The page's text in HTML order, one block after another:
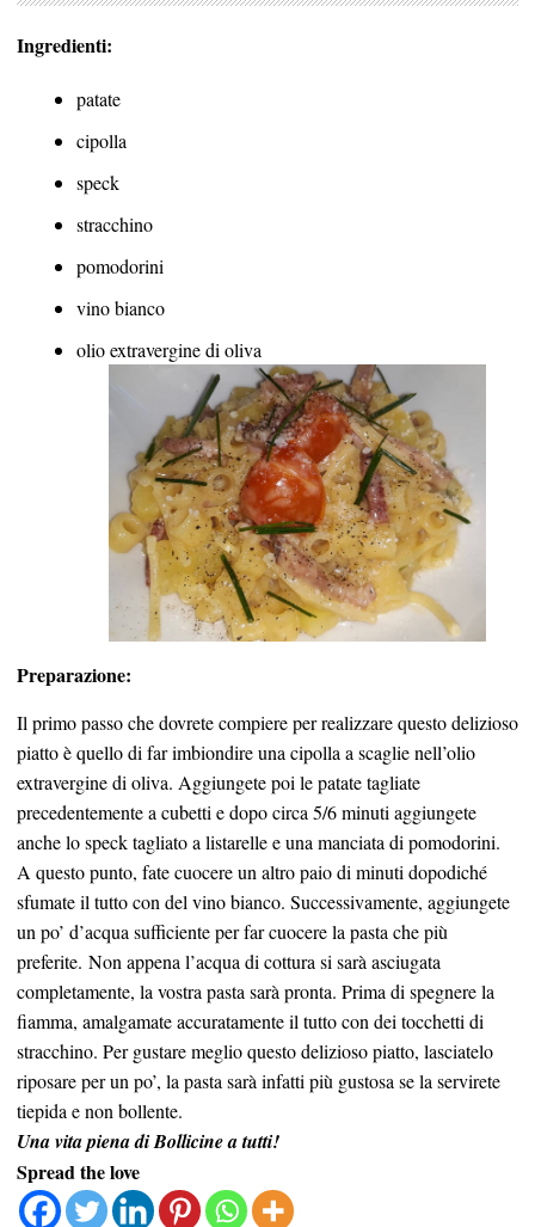
Ingredienti:
patate
cipolla
speck
stracchino
pomodorini
vino bianco
olio extravergine di oliva
Preparazione:
Il primo passo che dovrete compiere per realizzare questo delizioso
piatto è quello di far imbiondire una cipolla a scaglie nell’olio
extravergine di oliva. Aggiungete poi le patate tagliate
precedentemente a cubetti e dopo circa 5/6 minuti aggiungete
anche lo speck tagliato a listarelle e una manciata di pomodorini.
A questo punto, fate cuocere un altro paio di minuti dopodiché
sfumate il tutto con del vino bianco. Successivamente, aggiungete
un po’ d’acqua sufficiente per far cuocere la pasta che più
preferite. Non appena l’acqua di cottura si sarà asciugata
completamente, la vostra pasta sarà pronta. Prima di spegnere la
fiamma, amalgamate accuratamente il tutto con dei tocchetti di
stracchino. Per gustare meglio questo delizioso piatto, lasciatelo
riposare per un po’, la pasta sarà infatti più gustosa se la servirete
tiepida e non bollente.
Una vita piena di Bollicine a tutti!
Spread the love